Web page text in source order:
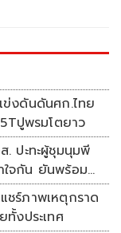
ข่งดันดันศก.ไทย
ปูพรมโตยาว
ปะทะผู้ชุมนุมพี
ใจกัน ยันพร้อม
ร์ภาพเหตุกราด
ทั้งประเทศ